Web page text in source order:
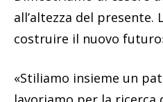
all’altezza del
costruire il nuovo
«Stiliamo insieme un